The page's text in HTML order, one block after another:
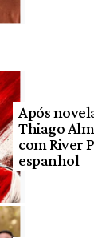
Após
Thiago
com River
espanhol